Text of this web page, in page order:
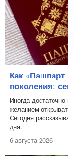
Как «Пашпарт
поколения:
Иногда
желанием
Сегодня
дня.
6 августа 2026